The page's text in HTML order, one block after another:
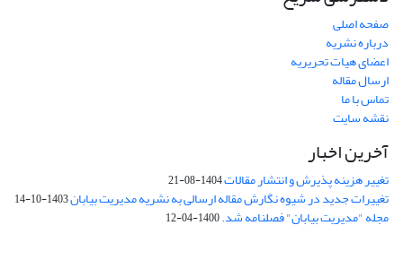
صفحه اصلی
درباره نشریه
اعضای هیات تحریریه
ارسال مقاله
تماس با ما
نقشه سایت
آخرین اخبار
تغییر هزینه پذیرش و انتشار مقالات1404-08-21
تغییرات جدید در شیوه نگارش مقاله ارسالی به نشریه مدیریت بیابان1403-10-14
مجله "مدیریت بیابان" فصلنامه شد.1400-04-12